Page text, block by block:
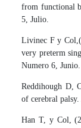
from functional
5, Julio.
Livinec F y
very preterm
Numero 6, Junio.
Reddihough D,
of cerebral
Han T, y Col,